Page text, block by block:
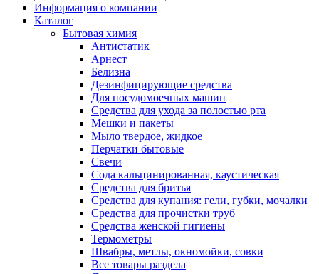
Информация о компании
Каталог
Бытовая химия
Антистатик
Арнест
Белизна
Дезинфицирующие средства
Для посудомоечных машин
Средства для ухода за полостью рта
Мешки и пакеты
Мыло твердое, жидкое
Перчатки бытовые
Свечи
Сода кальцинированная, каустическая
Средства для бритья
Средства для купания: гели, губки, мочалки
Средства для прочистки труб
Средства женской гигиены
Термометры
Швабры, метлы, окномойки, совки
Все товары раздела